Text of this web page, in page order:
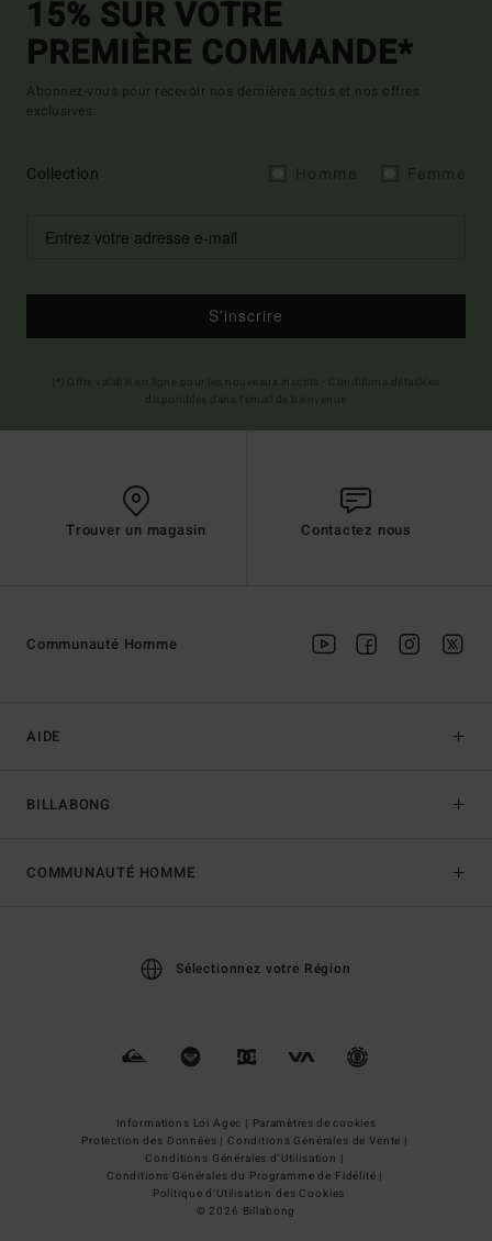
15% SUR VOTRE
PREMIÈRE COMMANDE*
Abonnez-vous pour recevoir nos dernières actus et nos offres
exclusives.
Collection
S'inscrire
Trouver un magasin Contactez nous
AIDE
BILLABONG
Communauté Homme
COMMUNAUTÉ HOMME
Sélectionnez votre Région
Informations Loi Agec | Paramètres de cookies
Protection des Données | Conditions Générales de Vente |
Conditions Générales d'Utilisation |
Conditions Générales du Programme de Fidélité |
Politique d'Utilisation des Cookies
© 2026 Billabong